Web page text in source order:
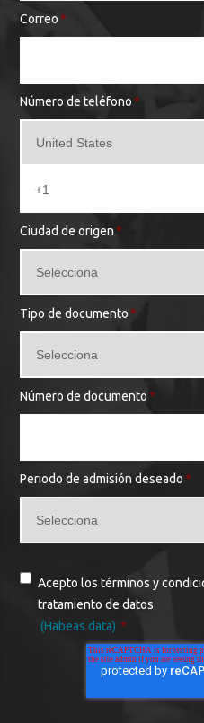
Correo *
Número de teléfono *
Ciudad de origen*
Tipo de documento *
Número de documento *
Periodo de admisión deseado *
Acepto los términos y
tratamiento de datos
(Habeas data) *